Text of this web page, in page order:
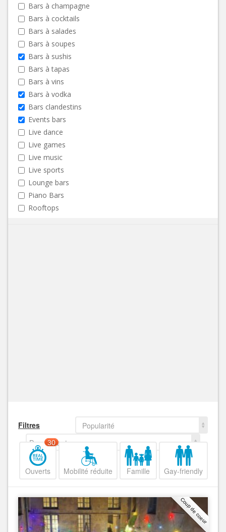
Bars à champagne
Bars à cocktails
Bars à salades
Bars à soupes
Bars à sushis
Bars à tapas
Bars à vins
Bars à vodka
Bars clandestins
Events bars
Live dance
Live games
Live music
Live sports
Lounge bars
Piano Bars
Rooftops
Filtres
Popularité
Decroissant
Ouverts
30
Mobilité réduite Famille Gay-friendly
Coup de coeur